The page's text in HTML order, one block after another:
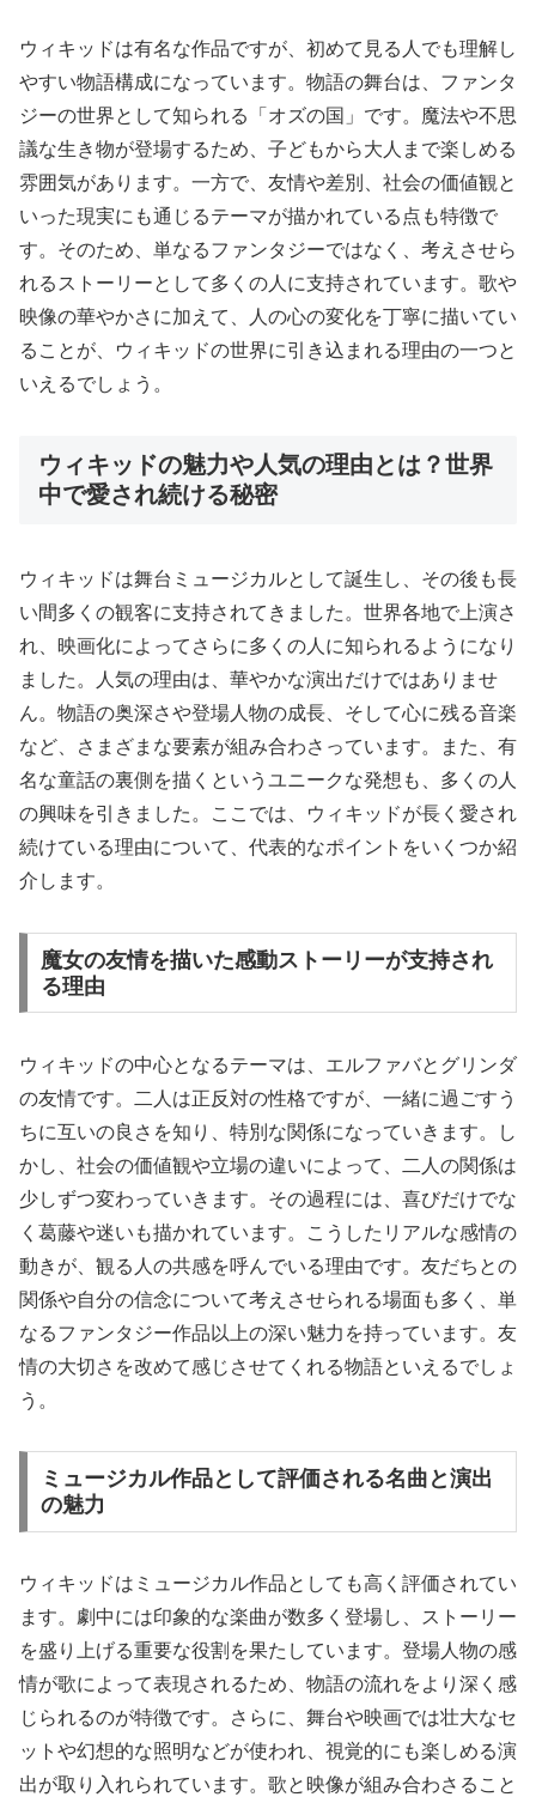
ウィキッドは有名な作品ですが、初めて見る人でも理解し
やすい物語構成になっています。物語の舞台は、ファンタ
ジーの世界として知られる「オズの国」です。魔法や不思
議な生き物が登場するため、子どもから大人まで楽しめる
雰囲気があります。一方で、友情や差別、社会の価値観と
いった現実にも通じるテーマが描かれている点も特徴で
す。そのため、単なるファンタジーではなく、考えさせら
れるストーリーとして多くの人に支持されています。歌や
映像の華やかさに加えて、人の心の変化を丁寧に描いてい
ることが、ウィキッドの世界に引き込まれる理由の一つと
いえるでしょう。
ウィキッドの魅力や人気の理由とは？世界
中で愛され続ける秘密
ウィキッドは舞台ミュージカルとして誕生し、その後も長
い間多くの観客に支持されてきました。世界各地で上演さ
れ、映画化によってさらに多くの人に知られるようになり
ました。人気の理由は、華やかな演出だけではありませ
ん。物語の奥深さや登場人物の成長、そして心に残る音楽
など、さまざまな要素が組み合わさっています。また、有
名な童話の裏側を描くというユニークな発想も、多くの人
の興味を引きました。ここでは、ウィキッドが長く愛され
続けている理由について、代表的なポイントをいくつか紹
介します。
魔女の友情を描いた感動ストーリーが支持され
る理由
ウィキッドの中心となるテーマは、エルファバとグリンダ
の友情です。二人は正反対の性格ですが、一緒に過ごすう
ちに互いの良さを知り、特別な関係になっていきます。し
かし、社会の価値観や立場の違いによって、二人の関係は
少しずつ変わっていきます。その過程には、喜びだけでな
く葛藤や迷いも描かれています。こうしたリアルな感情の
動きが、観る人の共感を呼んでいる理由です。友だちとの
関係や自分の信念について考えさせられる場面も多く、単
なるファンタジー作品以上の深い魅力を持っています。友
情の大切さを改めて感じさせてくれる物語といえるでしょ
う。
ミュージカル作品として評価される名曲と演出
の魅力
ウィキッドはミュージカル作品としても高く評価されてい
ます。劇中には印象的な楽曲が数多く登場し、ストーリー
を盛り上げる重要な役割を果たしています。登場人物の感
情が歌によって表現されるため、物語の流れをより深く感
じられるのが特徴です。さらに、舞台や映画では壮大なセ
ットや幻想的な照明などが使われ、視覚的にも楽しめる演
出が取り入れられています。歌と映像が組み合わさること